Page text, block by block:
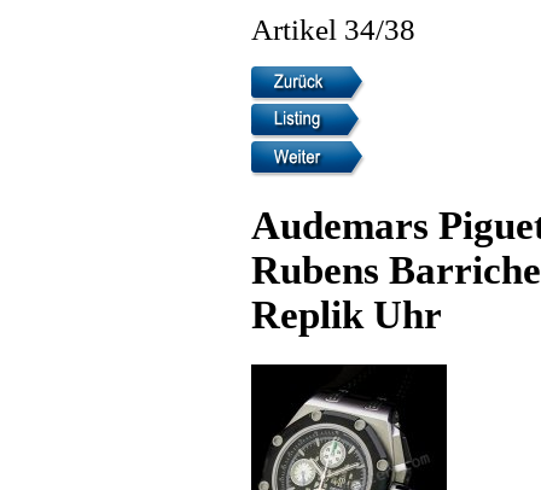
Artikel 34/38
Audemars
Rubens
Replik Uhr